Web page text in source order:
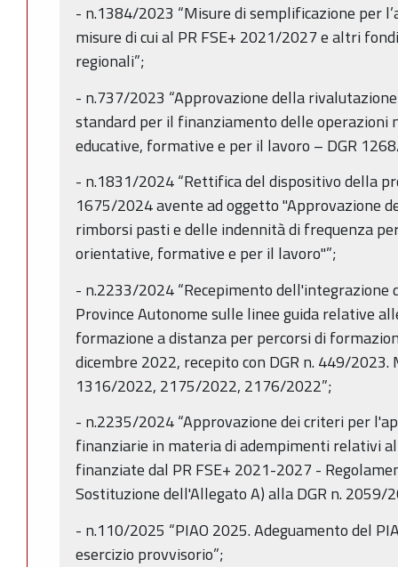
- n.1384/2023 “Misure di semplificazione per
misure di cui al PR FSE+ 2021/2027 e altri
regionali”;
- n.737/2023 “Approvazione della
standard per il finanziamento delle operazioni
educative, formative e per il lavoro – DGR
- n.1831/2024 “Rettifica del dispositivo della
1675/2024 avente ad oggetto "Approvazione
rimborsi pasti e delle indennità di frequenza
orientative, formative e per il lavoro"”;
- n.2233/2024 “Recepimento dell'integrazione
Province Autonome sulle linee guida relative
formazione a distanza per percorsi di
dicembre 2022, recepito con DGR n. 449/2023.
1316/2022, 2175/2022, 2176/2022”;
- n.2235/2024 “Approvazione dei criteri per
finanziarie in materia di adempimenti relativi
finanziate dal PR FSE+ 2021-2027 -
Sostituzione dell'Allegato A) alla DGR n. 2059/
- n.110/2025 “PIAO 2025. Adeguamento del
esercizio provvisorio”;